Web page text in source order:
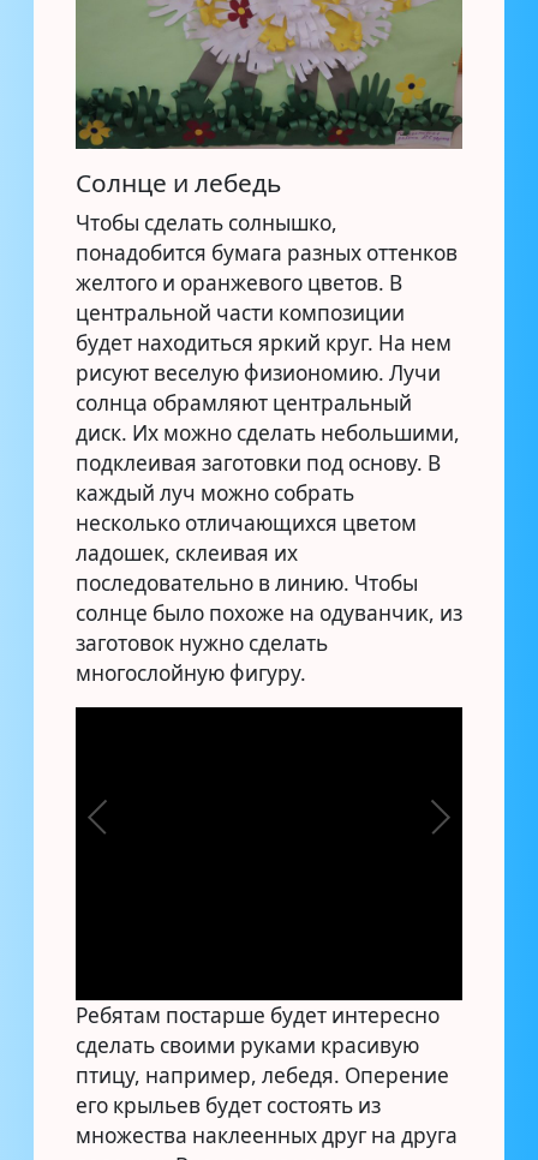
Солнце и лебедь
Чтобы сделать солнышко,
понадобится бумага разных оттенков
желтого и оранжевого цветов. В
центральной части композиции
будет находиться яркий круг. На нем
рисуют веселую физиономию. Лучи
солнца обрамляют центральный
диск. Их можно сделать небольшими,
подклеивая заготовки под основу. В
каждый луч можно собрать
несколько отличающихся цветом
ладошек, склеивая их
последовательно в линию. Чтобы
солнце было похоже на одуванчик, из
заготовок нужно сделать
многослойную фигуру.
Ребятам постарше будет интересно
сделать своими руками красивую
птицу, например, лебедя. Оперение
его крыльев будет состоять из
множества наклеенных друг на друга